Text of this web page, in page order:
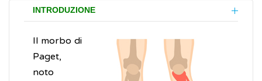
INTRODUZIONE
Il morbo di
Paget,
noto